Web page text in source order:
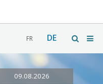
FR DE
09.08.2026